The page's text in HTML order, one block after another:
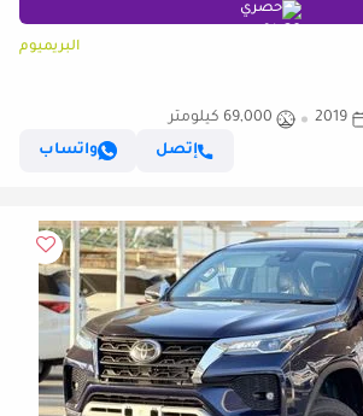
حصري
البريميوم
2019
69,000 كيلومتر
إتصل
واتساب